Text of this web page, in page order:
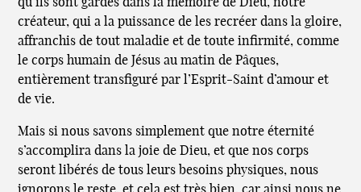
créateur, qui a la puissance de les recréer dans la gloire,
affranchis de tout maladie et de toute infirmité, comme
le corps humain de Jésus au matin de Pâques,
entièrement transfiguré par l’Esprit-Saint d’amour et
de vie.
Mais si nous savons simplement que notre éternité
s’accomplira dans la joie de Dieu, et que nos corps
seront libérés de tous leurs besoins physiques, nous